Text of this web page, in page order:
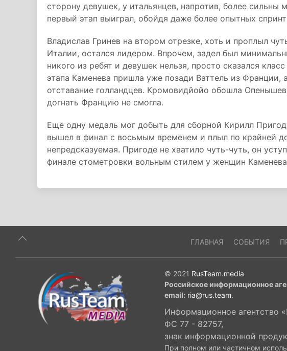
сторону девушек, у итальянцев, напротив, более сильны
первый этап выиграл, обойдя даже более опытных
Владислав Гринев на втором отрезке, хоть и проплыл
Италии, остался лидером. Впрочем, задел был
никого из ребят и девушек нельзя, просто сказался
этапа Каменева пришла уже позади Ваттель из Франции,
отставание голландцев. Кромовидйойо обошла
догнать Францию не смогла.
Еще одну медаль мог добыть для сборной Кирилл
вышел в финал с восьмым временем и плыл по крайней
непредсказуемая. Пригоде не хватило чуть-чуть, он
финале стометровки вольным стилем у женщин Каменева
ГЛАВНАЯ СОБЫТИЯ
© 2021 RusTeam.media
Российское информационное
email: ria@rus.team.
Информационное агентство
ФС 77 - 82757,
знак информационной
При полном или частичном